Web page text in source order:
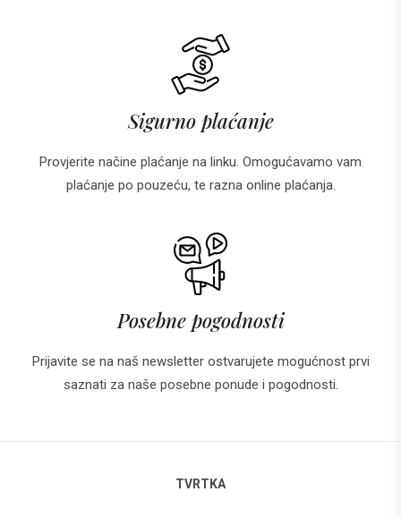
Sigurno plaćanje
Provjerite načine plaćanje na linku. Omogućavamo vam
plaćanje po pouzeću, te razna online plaćanja.
Posebne pogodnosti
Prijavite se na naš newsletter ostvarujete mogućnost prvi
saznati za naše posebne ponude i pogodnosti.
TVRTKA